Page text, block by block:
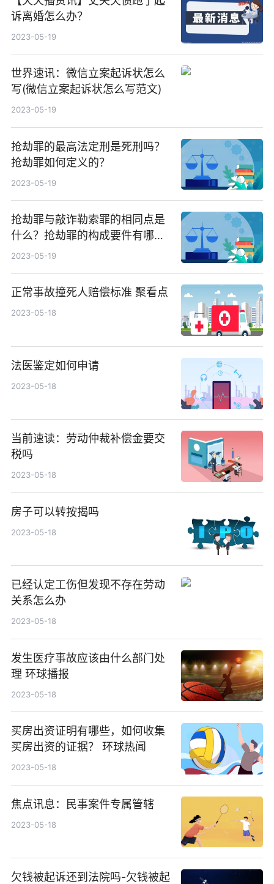
诉离婚怎么办？
2023-05-19
世界速讯：微信立案起诉状怎么
写(微信立案起诉状怎么写范文)
2023-05-19
抢劫罪的最高法定刑是死刑吗？
抢劫罪如何定义的？
2023-05-19
抢劫罪与敲诈勒索罪的相同点是
什么？抢劫罪的构成要件有哪
些？
2023-05-19
正常事故撞死人赔偿标准 聚看点
2023-05-18
法医鉴定如何申请
2023-05-18
当前速读：劳动仲裁补偿金要交
税吗
2023-05-18
房子可以转按揭吗
2023-05-18
已经认定工伤但发现不存在劳动
关系怎么办
2023-05-18
发生医疗事故应该由什么部门处
理 环球播报
2023-05-18
买房出资证明有哪些，如何收集
买房出资的证据？ 环球热闻
2023-05-18
焦点讯息：民事案件专属管辖
2023-05-18
欠钱被起诉还到法院吗-欠钱被起